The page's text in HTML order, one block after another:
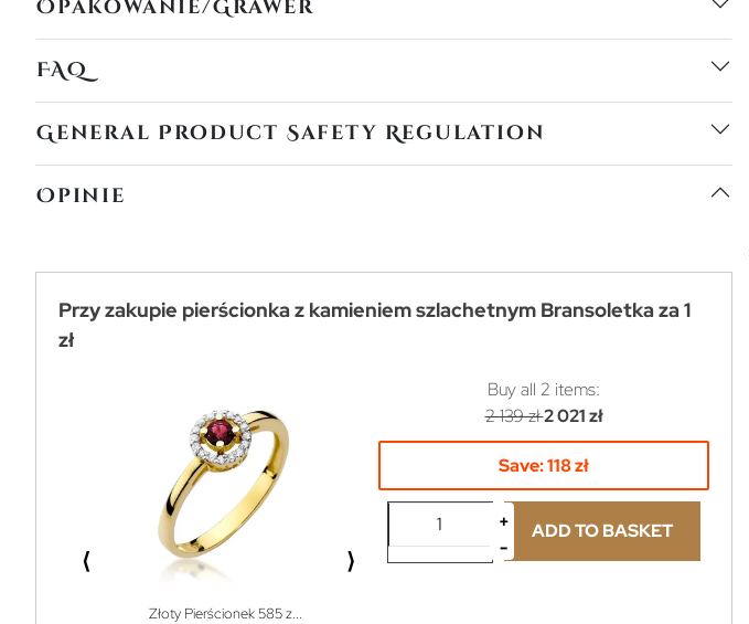
Opakowanie/Grawer
FAQ
General Product Safety Regulation
Opinie
Przy zakupie pierścionka z kamieniem szlachetnym Bransoletka za 1
zł
⟨
Złoty Pierścionek 585 z...
⟩
Buy all 2 items:
2 139 zł2 021 zł
Save:118 zł
ADD TO BASKET